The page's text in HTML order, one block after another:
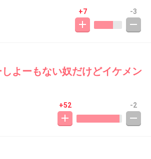
+7 -3
よーもない奴だけどイケメン
+52 -2